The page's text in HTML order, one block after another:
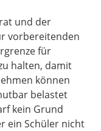
und der
vorbereitenden
für
halten, damit
können
belastet
kein Grund
ein Schüler nicht